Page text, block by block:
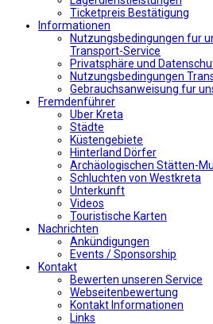
Ticketpreis Bestätigung
Informationen
Nutzungsbedingungen fur
Transport-Service
Privatsphäre und
Nutzungsbedingungen
Gebrauchsanweisung fur
Fremdenführer
Uber Kreta
Städte
Küstengebiete
Hinterland Dörfer
Archäologischen Stätten-
Schluchten von Westkreta
Unterkunft
Videos
Touristische Karten
Nachrichten
Ankündigungen
Events / Sponsorship
Kontakt
Bewerten unseren Service
Webseitenbewertung
Kontakt Informationen
Links